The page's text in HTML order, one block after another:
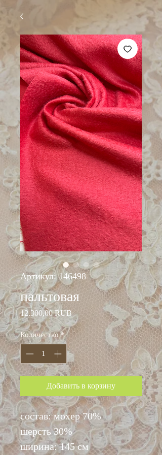
Артикул: 146498
пальтовая
12.300,00 RUB Цена
Количество *
Добавить в корзину
состав: мохер 70%
шерсть 30%
ширина: 145 см